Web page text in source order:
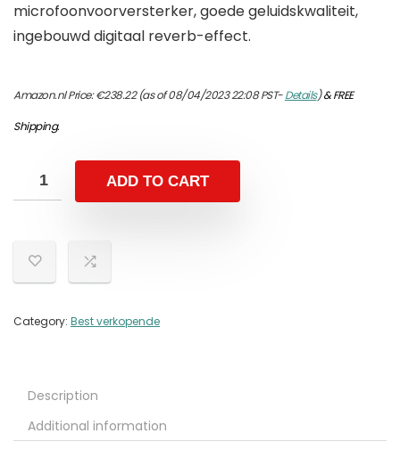
microfoonvoorversterker, goede geluidskwaliteit,
ingebouwd digitaal reverb-effect.
Amazon.nl Price:€238.22(as of 08/04/2023 22:08 PST-Details)&FREE
Shipping.
ADD TO CART
Category: Best verkopende
Description
Additional information